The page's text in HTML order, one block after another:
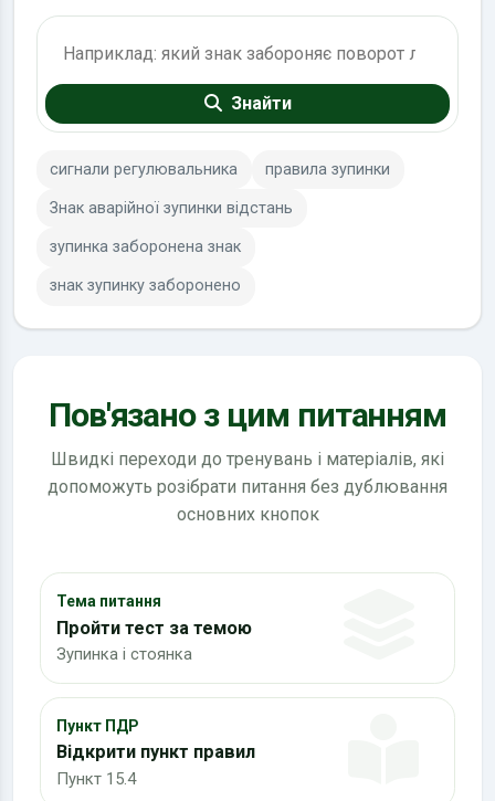
Знайти
сигнали регулювальника правила зупинки
Знак аварійної зупинки відстань
зупинка заборонена знак
знак зупинку заборонено
Пов'язано з цим питанням
Швидкі переходи до тренувань і матеріалів, які
допоможуть розібрати питання без дублювання
основних кнопок
Тема питання
Пройти тест за темою
Зупинка і стоянка
Пункт ПДР
Відкрити пункт правил
Пункт 15.4